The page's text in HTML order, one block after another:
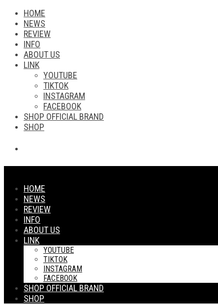
HOME
NEWS
REVIEW
INFO
ABOUT US
LINK
YOUTUBE
TIKTOK
INSTAGRAM
FACEBOOK
SHOP OFFICIAL BRAND
SHOP
HOME
NEWS
REVIEW
INFO
ABOUT US
LINK
YOUTUBE
TIKTOK
INSTAGRAM
FACEBOOK
SHOP OFFICIAL BRAND
SHOP